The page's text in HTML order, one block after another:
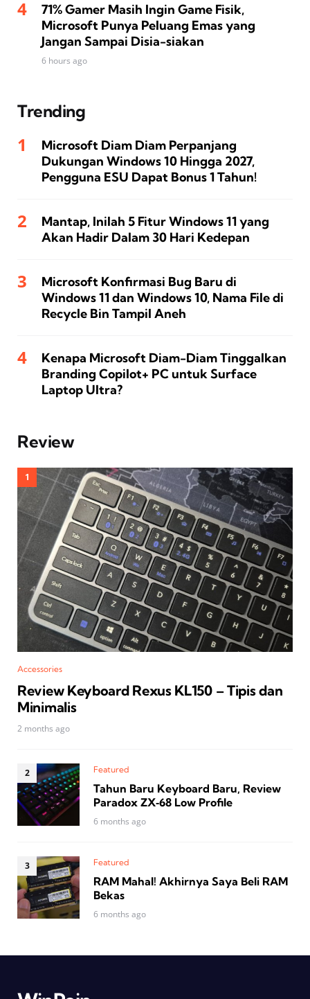
71% Gamer Masih Ingin Game Fisik,
Microsoft Punya Peluang Emas yang
Jangan Sampai Disia-siakan
6 hours ago
Trending
Microsoft Diam Diam Perpanjang
Dukungan Windows 10 Hingga 2027,
Pengguna ESU Dapat Bonus 1 Tahun!
Mantap, Inilah 5 Fitur Windows 11 yang
Akan Hadir Dalam 30 Hari Kedepan
Microsoft Konfirmasi Bug Baru di
Windows 11 dan Windows 10, Nama File di
Recycle Bin Tampil Aneh
Kenapa Microsoft Diam-Diam Tinggalkan
Branding Copilot+ PC untuk Surface
Laptop Ultra?
Review
Accessories
Review Keyboard Rexus KL150 – Tipis dan
Minimalis
2 months ago
Featured
Tahun Baru Keyboard Baru, Review
Paradox ZX‑68 Low Profile
6 months ago
Featured
RAM Mahal! Akhirnya Saya Beli RAM
Bekas
6 months ago